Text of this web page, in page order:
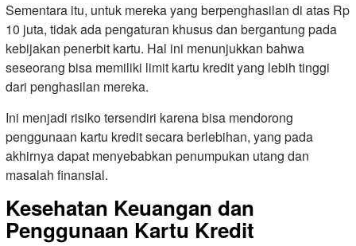
Sementara itu, untuk mereka yang berpenghasilan di atas Rp
10 juta, tidak ada pengaturan khusus dan bergantung pada
kebijakan penerbit kartu. Hal ini menunjukkan bahwa
seseorang bisa memiliki limit kartu kredit yang lebih tinggi
dari penghasilan mereka.
Ini menjadi risiko tersendiri karena bisa mendorong
penggunaan kartu kredit secara berlebihan, yang pada
akhirnya dapat menyebabkan penumpukan utang dan
masalah finansial.
Kesehatan Keuangan dan
Penggunaan Kartu Kredit